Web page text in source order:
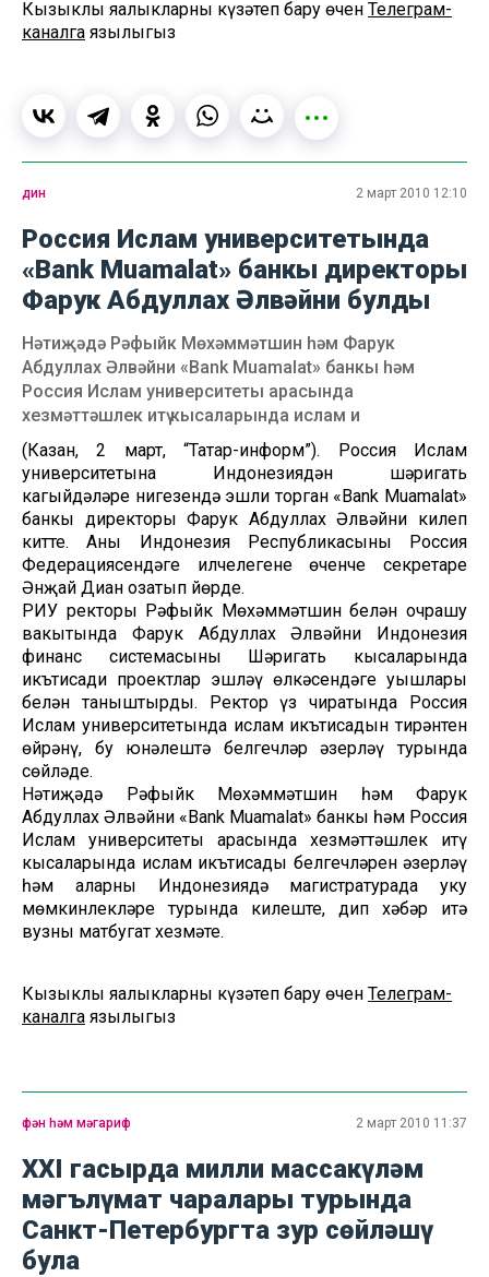
Кызыклы яңалыкларны күзәтеп бару өчен Телеграм-
каналга язылыгыз
дин 2 март 2010 12:10
Россия Ислам университетында
«Bank Muamalat» банкы директоры
Фарук Абдуллах Әлвәйни булды
Нәтиҗәдә Рәфыйк Мөхәммәтшин һәм Фарук
Абдуллах Әлвәйни «Bank Muamalat» банкы һәм
Россия Ислам университеты арасында
хезмәттәшлек итү кысаларында ислам и
(Казан, 2 март, “Татар-информ”). Россия Ислам
университетына Индонезиядән шәригать
кагыйдәләре нигезендә эшли торган «Bank Muamalat»
банкы директоры Фарук Абдуллах Әлвәйни килеп
китте. Аны Индонезия Республикасының Россия
Федерациясендәге илчелегенең өченче секретаре
Әнҗай Диан озатып йөрде.
РИУ ректоры Рәфыйк Мөхәммәтшин белән очрашу
вакытында Фарук Абдуллах Әлвәйни Индонезия
финанс системасының Шәригать кысаларында
икътисади проектлар эшләү өлкәсендәге уңышлары
белән таныштырды. Ректор үз чиратында Россия
Ислам университетында ислам икътисадын тирәнтен
өйрәнү, бу юнәлештә белгечләр әзерләү турында
сөйләде.
Нәтиҗәдә Рәфыйк Мөхәммәтшин һәм Фарук
Абдуллах Әлвәйни «Bank Muamalat» банкы һәм Россия
Ислам университеты арасында хезмәттәшлек итү
кысаларында ислам икътисады белгечләрен әзерләү
һәм аларның Индонезиядә магистратурада уку
мөмкинлекләре турында килеште, дип хәбәр итә
вузның матбугат хезмәте.
Кызыклы яңалыкларны күзәтеп бару өчен Телеграм-
каналга язылыгыз
фән һәм мәгариф 2 март 2010 11:37
XXI гасырда милли массакүләм
мәгълүмат чаралары турында
Санкт-Петербургта зур сөйләшү
була